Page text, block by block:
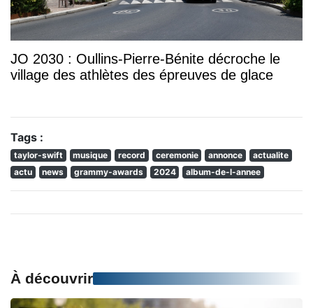
JO 2030 : Oullins-Pierre-Bénite décroche le
village des athlètes des épreuves de glace
Tags :
taylor-swift musique record ceremonie annonce
actualite
actu
news grammy-awards 2024 album-de-l-annee
À découvrir